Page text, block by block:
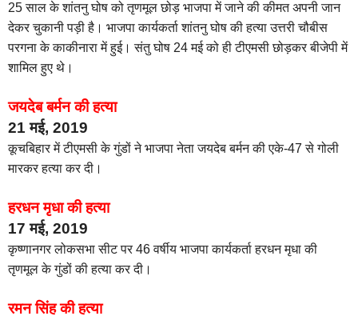
25 साल के शांतनु घोष को तृणमूल छोड़ भाजपा में जाने की कीमत अपनी जान
देकर चुकानी पड़ी है। भाजपा कार्यकर्ता शांतनु घोष की हत्या उत्तरी चौबीस
परगना के काकीनारा में हुई। संतु घोष 24 मई को ही टीएमसी छोड़कर बीजेपी में
शामिल हुए थे।
जयदेब बर्मन की हत्या
21 मई, 2019
कूचबिहार में टीएमसी के गुंडों ने भाजपा नेता जयदेब बर्मन की एके-47 से गोली
मारकर हत्या कर दी।
हरधन मृधा की हत्या
17 मई, 2019
कृष्णानगर लोकसभा सीट पर 46 वर्षीय भाजपा कार्यकर्ता हरधन मृधा की
तृणमूल के गुंडों की हत्या कर दी।
रमन सिंह की हत्या